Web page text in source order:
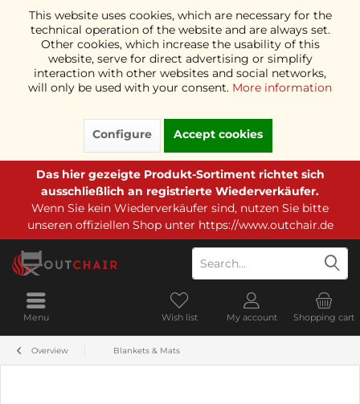
This website uses cookies, which are necessary for the
technical operation of the website and are always set.
Other cookies, which increase the usability of this
website, serve for direct advertising or simplify
interaction with other websites and social networks,
will only be used with your consent. More information
Configure Accept cookies
Das hier gezeigte Produkt-Sortiment richtet sich
ausschließlich an registrierte Wiederverkäufer.
Wenn Sie kein Wiederverkäufer sind, nutzen Sie bitte
unseren offiziellen Shop unter https://www.outchair.de
Menu Shopping cart
Wish list My account
Overview Blankets & Mats